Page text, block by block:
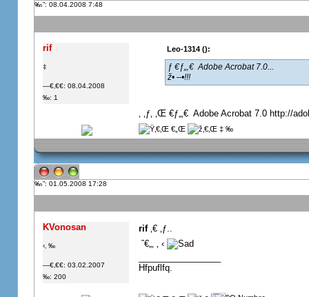
”: 08.04.2008 7:48
rif
‡
—€‚€€: 08.04.2008
‰: 1
Leo-1314 ():
ƒ €ƒ„‚€  Adobe Acrobat 7.0...
ž• –•!!!
‚ ‚ƒ‚ ‚Œ €ƒ„‚€  Adobe Acrobat 7.0 http://
”: 01.05.2008 17:28
KVonosan
‹‚ ‰
—€‚€€: 03.02.2007
‰: 200
rif‚€ ‚ƒ..
 ˆ€„‚ ‚ ‹
Hfpuflfq.